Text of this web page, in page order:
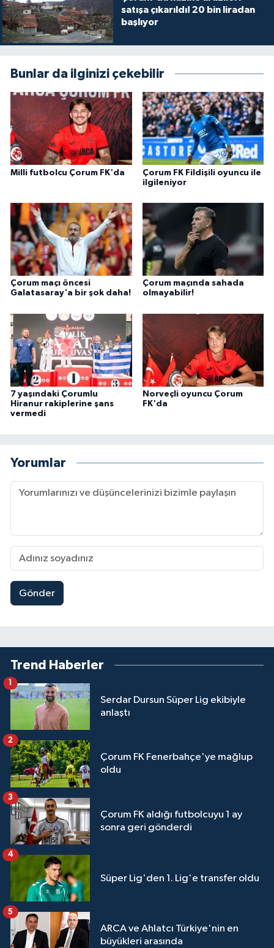
satışa çıkarıldı! 20 bin liradan
başlıyor
Bunlar da ilginizi çekebilir
Milli futbolcu Çorum FK'da
Çorum FK Fildişili oyuncu ile
ilgileniyor
Çorum maçı öncesi
Galatasaray'a bir şok daha!
Çorum maçında sahada
olmayabilir!
7 yaşındaki Çorumlu
Hiranur rakiplerine şans
vermedi
Norveçli oyuncu Çorum
FK'da
Yorumlar
Gönder
Trend Haberler
Serdar Dursun Süper Lig ekibiyle
anlaştı
1
Çorum FK Fenerbahçe'ye mağlup
oldu
2
Çorum FK aldığı futbolcuyu 1 ay
sonra geri gönderdi
3
Süper Lig'den 1. Lig'e transfer oldu
4
ARCA ve Ahlatcı Türkiye'nin en
büyükleri arasında
5